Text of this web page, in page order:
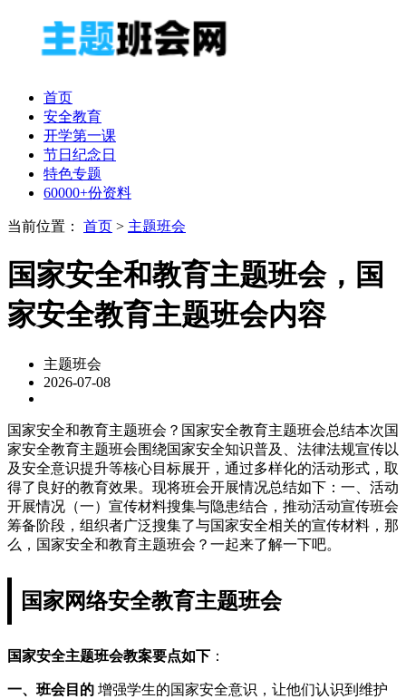
首页
安全教育
开学第一课
节日纪念日
特色专题
60000+份资料
当前位置： 首页 > 主题班会
国家安全和教育主题班会，国
家安全教育主题班会内容
主题班会
2026-07-08
国家安全和教育主题班会？国家安全教育主题班会总结本次国
家安全教育主题班会围绕国家安全知识普及、法律法规宣传以
及安全意识提升等核心目标展开，通过多样化的活动形式，取
得了良好的教育效果。现将班会开展情况总结如下：一、活动
开展情况（一）宣传材料搜集与隐患结合，推动活动宣传班会
筹备阶段，组织者广泛搜集了与国家安全相关的宣传材料，那
么，国家安全和教育主题班会？一起来了解一下吧。
国家网络安全教育主题班会
国家安全主题班会教案要点如下 ：
一、班会目的 增强学生的国家安全意识，让他们认识到维护